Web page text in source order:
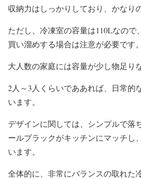
収納力はしっかりしており、かなり
ただし、冷凍室の容量は110Lなので
買い溜めする場合は注意が必要です。
大人数の家庭には容量が少し物足り
2人～3人くらいでああれば、日常的
います。
デザインに関しては、シンプルで落
ールブラックがキッチンにマッチし
います。
全体的に、非常にバランスの取れた